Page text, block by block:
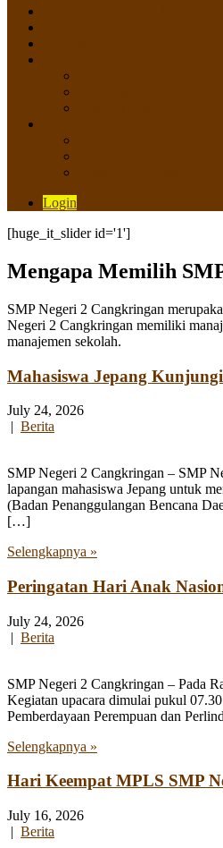
Login
[huge_it_slider id='1']
Mengapa Memilih
SMP Negeri 2 Cangkringan
Negeri 2 Cangkringan memiliki
manajemen sekolah.
Mahasiswa Jepang
July 24, 2026
| Berita
SMP Negeri 2 Cangkringan – SMP
lapangan mahasiswa Jepang untuk
(Badan Penanggulangan Bencana
[…]
Selengkapnya »
Peringatan Hari Anak
July 24, 2026
| Berita
SMP Negeri 2 Cangkringan – Pada
Kegiatan upacara dimulai pukul
Pemberdayaan Perempuan dan
Selengkapnya »
Hari Keempat MPLS SMP
July 16, 2026
| Berita